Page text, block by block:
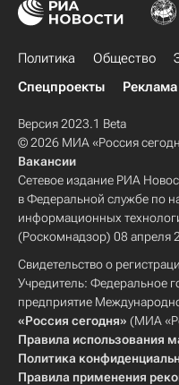
Политика Общество
Спецпроекты
Реклама
Версия 2023.1 Beta
© 2026 МИА «Россия
Вакансии
Сетевое издание РИА
в Федеральной службе по
информационных
(Роскомнадзор) 08 апреля
Свидетельство о
Учредитель: Федеральное
предприятие
«Россия сегодня» (МИА
Правила использования
Политика
Правила применения